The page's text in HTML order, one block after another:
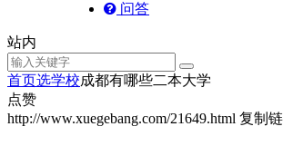
问答
站内
首页选学校成都有哪些二本大学
点赞
http://www.xuegebang.com/21649.html 复制